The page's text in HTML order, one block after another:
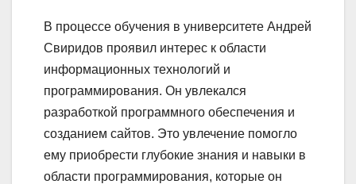
В процессе обучения в университете Андрей
Свиридов проявил интерес к области
информационных технологий и
программирования. Он увлекался
разработкой программного обеспечения и
созданием сайтов. Это увлечение помогло
ему приобрести глубокие знания и навыки в
области программирования, которые он